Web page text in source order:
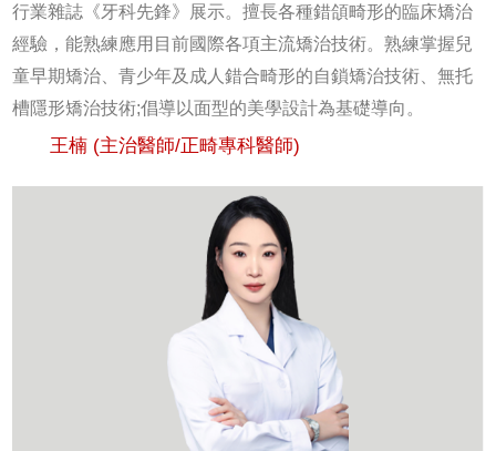
行業雜誌《牙科先鋒》展示。擅長各種錯頜畸形的臨床矯治
經驗，能熟練應用目前國際各項主流矯治技術。熟練掌握兒
童早期矯治、青少年及成人錯合畸形的自鎖矯治技術、無托
槽隱形矯治技術;倡導以面型的美學設計為基礎導向。
王楠 (主治醫師/正畸專科醫師)